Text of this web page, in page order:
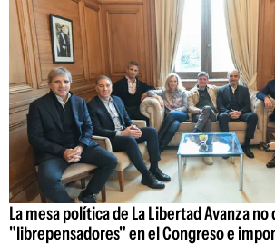
La mesa política de La Libertad Avanza
"librepensadores" en el Congreso e